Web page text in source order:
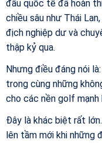
đấu quốc tế đã hoàn
chiều sâu như Thái
địch nghiệp dư và
thập kỷ qua.
Nhưng điều đáng nói
trong cùng những
cho các nền golf mạnh
Đây là khác biệt rất
lên tầm mới khi những